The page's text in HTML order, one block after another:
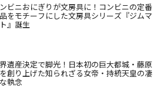
ビニおにぎりが文房具に！コンビニの定番
をモチーフにした文房具シリーズ『ジムマ
』誕生
遺産決定で脚光！日本初の巨大都城・藤原
創り上げた知られざる女帝・持統天皇の凄
執念